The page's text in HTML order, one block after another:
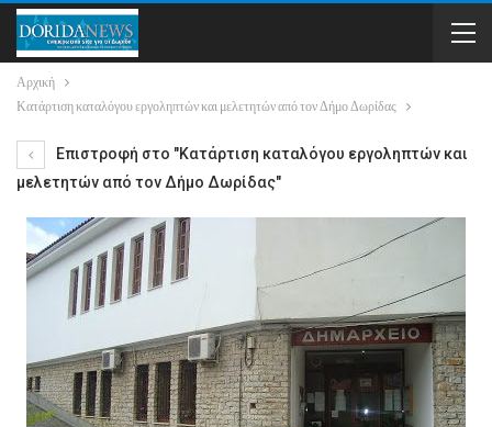
Αρχική
Κατάρτιση καταλόγου εργοληπτών και μελετητών από τον Δήμο Δωρίδας
Επιστροφή στο "Κατάρτιση καταλόγου εργοληπτών και
μελετητών από τον Δήμο Δωρίδας"